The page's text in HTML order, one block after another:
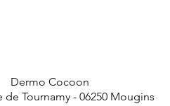
Dermo Cocoon
de Tournamy - 06250 Mougins